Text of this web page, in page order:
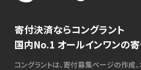
寄付決済ならコングラント
国内No.1 オールインワンの
コングラントは、寄付募集ページの作成